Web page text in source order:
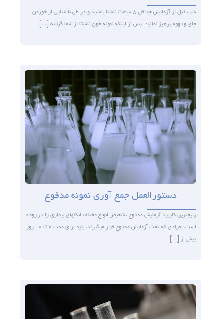
شب قبل از آزمایش حداقل ۸ ساعت ناشتا باشید و در طی ناشتایی از خوردن
چای و قهوه پرهیز نمائید. پس از اینکه نمونه خون ناشتا از شما گرفته [...]
دستورالعمل جمع آوری نمونه مدفوع
رایج­ترین کاربرد آزمایش مدفوع تشخیص انواع مختلف انگل­های بیماری زا در روده
است. افرادی که تحت آزمایش مدفوع قرار می­گیرند، باید برای مدت ۷ تا ۱۰ روز
پیش از [...]